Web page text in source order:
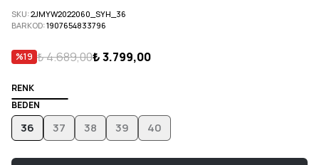
SKU:2JMYW2022060_SYH_36
BARKOD:1907654833796
%19 ₺ 4.689,00₺ 3.799,00
RENK
BEDEN
36 37 38 39 40